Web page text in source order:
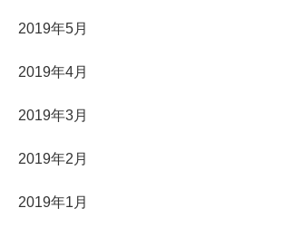
2019年5月
2019年4月
2019年3月
2019年2月
2019年1月